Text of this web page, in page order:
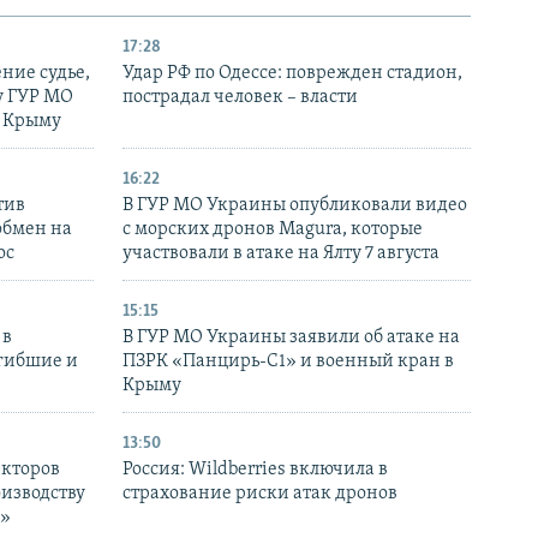
судье,
ГУР МО
Крыму
17:28
Удар РФ по Одессе: поврежден стадион,
пострадал человек – власти
на
16:22
В ГУР МО Украины опубликовали видео
с морских дронов Magura, которые
участвовали в атаке на Ялту 7 августа
и
15:15
В ГУР МО Украины заявили об атаке на
ПЗРК «Панцирь-С1» и военный кран в
Крыму
13:50
Россия: Wildberries включила в
страхование риски атак дронов